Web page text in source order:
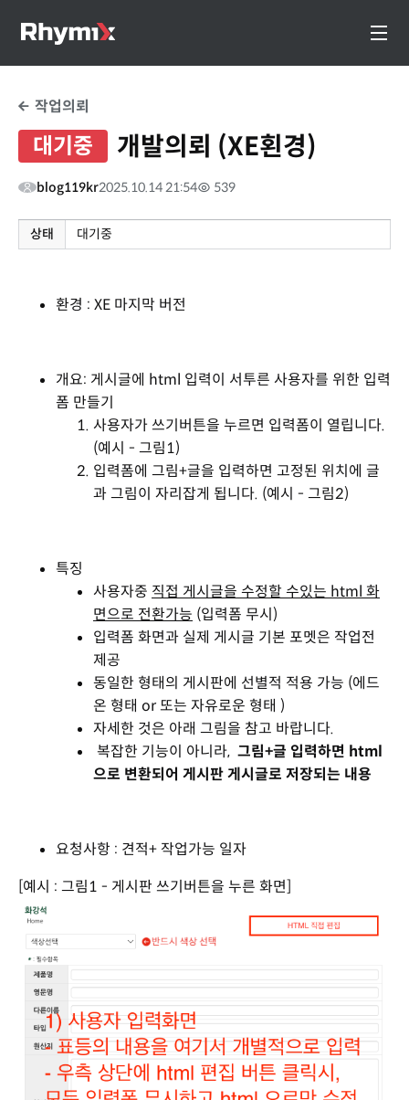
작업의뢰
대기중 개발의뢰 (XE횐경)
blog119kr2025.10.14 21:54 539
상태 대기중
환경 : XE 마지막 버전
개요: 게시글에 html 입력이 서투른 사용자를 위한 입력
폼 만들기
사용자가 쓰기버튼을 누르면 입력폼이 열립니다.
(예시 - 그림1)
입력폼에 그림+글을 입력하면 고정된 위치에 글
과 그림이 자리잡게 됩니다. (예시 - 그림2)
특징
사용자중 직접 게시글을 수정할 수있는 html 화
면으로 전환가능 (입력폼 무시)
입력폼 화면과 실제 게시글 기본 포멧은 작업전
제공
동일한 형태의 게시판에 선별적 적용 가능 (에드
온 형태 or 또는 자유로운 형태 )
자세한 것은 아래 그림을 참고 바랍니다.
복잡한 기능이 아니라, 그림+글 입력하면 html
으로 변환되어 게시판 게시글로 저장되는 내용
요청사항 : 견적+ 작업가능 일자
[예시 : 그림1 - 게시판 쓰기버튼을 누른 화면]